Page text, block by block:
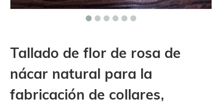
Tallado de flor de rosa de
nácar natural para la
fabricación de collares,